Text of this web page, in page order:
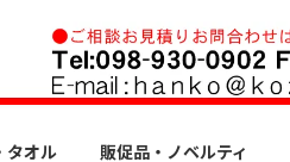
タオル 販促品・ノベルティ